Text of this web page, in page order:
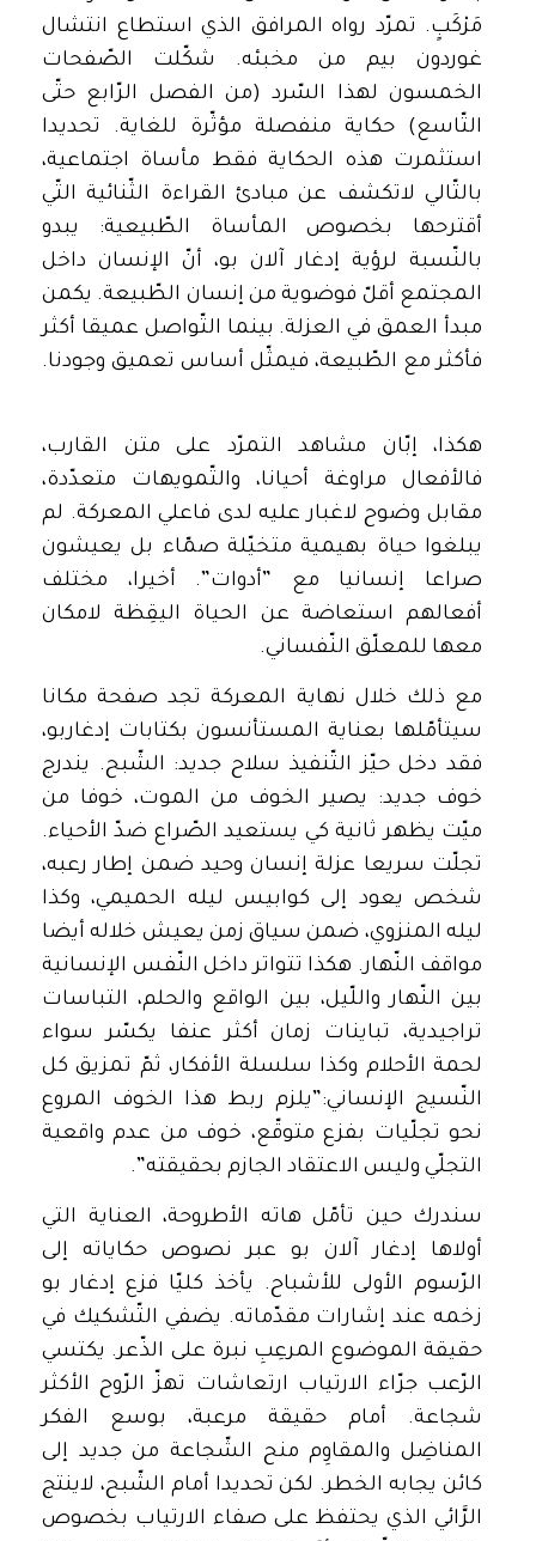
مَرْكَبٍ. تمرّد رواه المرافق الذي استطاع انتشال
غوردون بيم من مخبئه. شكّلت الصّفحات
الخمسون لهذا السّرد (من الفصل الرّابع حتّى
التّاسع) حكاية منفصلة مؤثّرة للغاية. تحديدا
استثمرت هذه الحكاية فقط مأساة اجتماعية،
بالتّالي لاتكشف عن مبادئ القراءة الثّنائية التّي
أقترحها بخصوص المأساة الطّبيعية: يبدو
بالنّسبة لرؤية إدغار آلان بو، أنّ الإنسان داخل
المجتمع أقلّ فوضوية من إنسان الطّبيعة. يكمن
مبدأ العمق في العزلة. بينما التّواصل عميقا أكثر
فأكثر مع الطّبيعة، فيمثّل أساس تعميق وجودنا.
هكذا، إبّان مشاهد التمرّد على متن القارب،
فالأفعال مراوغة أحيانا، والتّمويهات متعدّدة،
مقابل وضوح لاغبار عليه لدى فاعلي المعركة. لم
يبلغوا حياة بهيمية متخيّلة صمّاء بل يعيشون
صراعا إنسانيا مع ”أدوات”. أخيرا، مختلف
أفعالهم استعاضة عن الحياة اليقِظة لامكان
معها للمعلّق النّفساني.
مع ذلك خلال نهاية المعركة تجد صفحة مكانا
سيتأمّلها بعناية المستأنسون بكتابات إدغاربو،
فقد دخل حيّز التّنفيذ سلاح جديد: الشّبح. يندرج
خوف جديد: يصير الخوف من الموت، خوفا من
ميّت يظهر ثانية كي يستعيد الصّراع ضدّ الأحياء.
تجلّت سريعا عزلة إنسان وحيد ضمن إطار رعبه،
شخص يعود إلى كوابيس ليله الحميمي، وكذا
ليله المنزوي، ضمن سياق زمن يعيش خلاله أيضا
مواقف النّهار. هكذا تتواتر داخل النّفس الإنسانية
بين النّهار واللّيل، بين الواقع والحلم، التباسات
تراجيدية، تباينات زمان أكثر عنفا يكسّر سواء
لحمة الأحلام وكذا سلسلة الأفكار، ثمّ تمزيق كل
النّسيج الإنساني:”يلزم ربط هذا الخوف المروع
نحو تجلّيات بفزع متوقّع، خوف من عدم واقعية
التجلّي وليس الاعتقاد الجازم بحقيقته”.
سندرك حين تأمّل هاته الأطروحة، العناية التي
أولاها إدغار آلان بو عبر نصوص حكاياته إلى
الرّسوم الأولى للأشباح. يأخذ كليّا فزع إدغار بو
زخمه عند إشارات مقدّماته. يضفي التّشكيك في
حقيقة الموضوع المرعِبِ نبرة على الذّعر. يكتسي
الرّعب جرّاء الارتياب ارتعاشات تهزّ الرّوح الأكثر
شجاعة. أمام حقيقة مرعبة، بوسع الفكر
المناضِل والمقاوِم منح الشّجاعة من جديد إلى
كائن يجابه الخطر. لكن تحديدا أمام الشّبح، لاينتج
الرَّائي الذي يحتفظ على صفاء الارتياب بخصوص